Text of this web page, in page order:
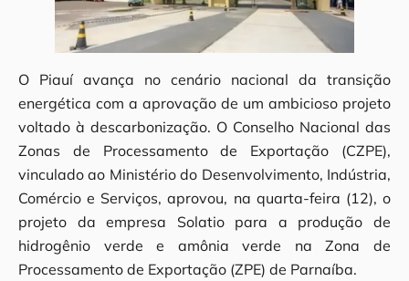
O Piauí avança no cenário nacional da transição
energética com a aprovação de um ambicioso projeto
voltado à descarbonização. O Conselho Nacional das
Zonas de Processamento de Exportação (CZPE),
vinculado ao Ministério do Desenvolvimento, Indústria,
Comércio e Serviços, aprovou, na quarta-feira (12), o
projeto da empresa Solatio para a produção de
hidrogênio verde e amônia verde na Zona de
Processamento de Exportação (ZPE) de Parnaíba.